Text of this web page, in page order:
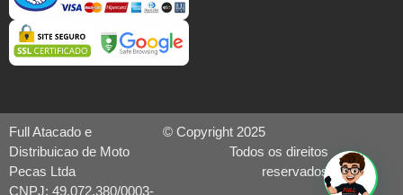
Full Atacado e
Distribuicao de Moto
Pecas Ltda
CNPJ: 49.072.380/0003-
© Copyright 2025
Todos os direitos
reservados